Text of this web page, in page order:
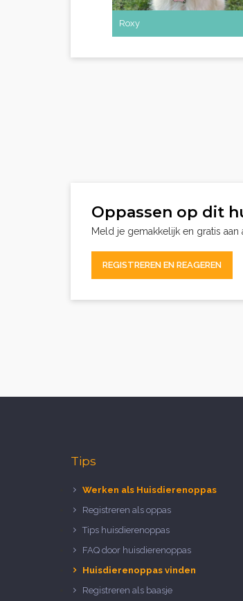
Roxy
Oppassen op dit
Meld je gemakkelijk en gratis
REGISTREREN EN REAGEREN
Tips
Werken als Huisdierenoppas
Registreren als oppas
Tips huisdierenoppas
FAQ door huisdierenoppas
Huisdierenoppas vinden
Registreren als baasje